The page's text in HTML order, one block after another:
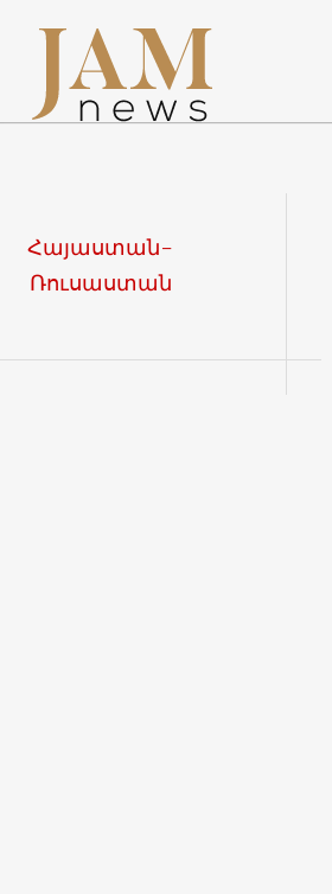
Հայաստան-
Ռուսաստան